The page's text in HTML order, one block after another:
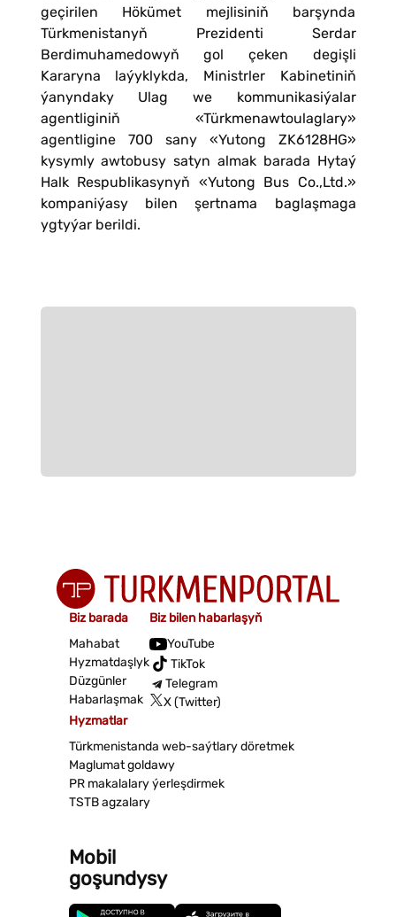
geçirilen Hökümet mejlisiniň barşynda
Türkmenistanyň Prezidenti Serdar
Berdimuhamedowyň gol çeken degişli
Kararyna laýyklykda, Ministrler Kabinetiniň
ýanyndaky Ulag we kommunikasiýalar
agentliginiň «Türkmenawtoulaglary»
agentligine 700 sany «Yutong ZK6128HG»
kysymly awtobusy satyn almak barada Hytaý
Halk Respublikasynyň «Yutong Bus Сo.,Ltd.»
kompaniýasy bilen şertnama baglaşmaga
ygtyýar berildi.
Biz barada
Mahabat
Hyzmatdaşlyk
Düzgünler
Habarlaşmak
Biz bilen habarlaşyň
YouTube
TikTok
Telegram
X (Twitter)
Hyzmatlar
Türkmenistanda web-saýtlary döretmek
Maglumat goldawy
PR makalalary ýerleşdirmek
TSTB agzalary
Mobil
goşundysy